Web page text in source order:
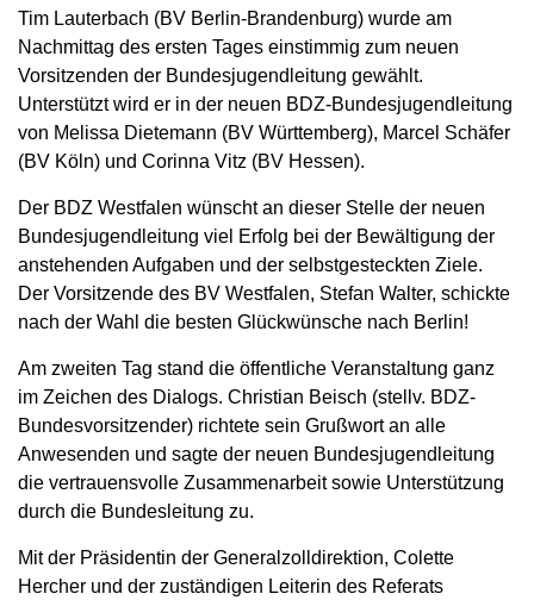
Tim Lauterbach (BV Berlin-Brandenburg) wurde am
Nachmittag des ersten Tages einstimmig zum neuen
Vorsitzenden der Bundesjugendleitung gewählt.
Unterstützt wird er in der neuen BDZ-Bundesjugendleitung
von Melissa Dietemann (BV Württemberg), Marcel Schäfer
(BV Köln) und Corinna Vitz (BV Hessen).
Der BDZ Westfalen wünscht an dieser Stelle der neuen
Bundesjugendleitung viel Erfolg bei der Bewältigung der
anstehenden Aufgaben und der selbstgesteckten Ziele.
Der Vorsitzende des BV Westfalen, Stefan Walter, schickte
nach der Wahl die besten Glückwünsche nach Berlin!
Am zweiten Tag stand die öffentliche Veranstaltung ganz
im Zeichen des Dialogs. Christian Beisch (stellv. BDZ-
Bundesvorsitzender) richtete sein Grußwort an alle
Anwesenden und sagte der neuen Bundesjugendleitung
die vertrauensvolle Zusammenarbeit sowie Unterstützung
durch die Bundesleitung zu.
Mit der Präsidentin der Generalzolldirektion, Colette
Hercher und der zuständigen Leiterin des Referats